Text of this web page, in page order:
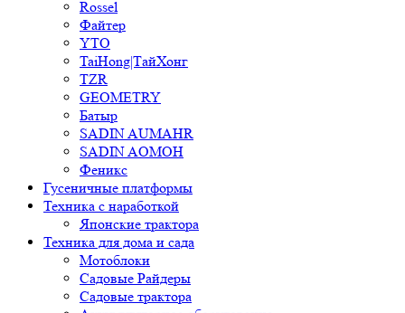
Rossel
Файтер
YTO
TaiHong|ТайХонг
TZR
GEOMETRY
Батыр
SADIN AUMAHR
SADIN AOMOH
Феникс
Гусеничные платформы
Техника с наработкой
Японские трактора
Техника для дома и сада
Мотоблоки
Садовые Райдеры
Садовые трактора